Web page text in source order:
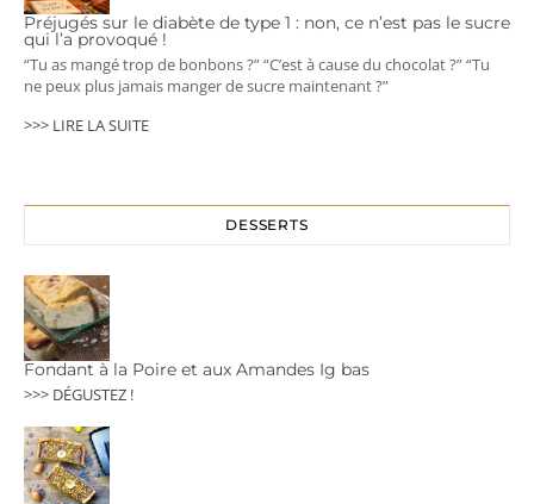
Préjugés sur le diabète de type 1 : non, ce n’est pas le sucre
qui l’a provoqué !
“Tu as mangé trop de bonbons ?” “C’est à cause du chocolat ?” “Tu
ne peux plus jamais manger de sucre maintenant ?”
>>> LIRE LA SUITE
DESSERTS
Fondant à la Poire et aux Amandes Ig bas
>>> DÉGUSTEZ !